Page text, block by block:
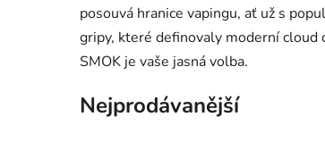
posouvá hranice vapingu, ať už s
gripy, které definovaly moderní cloud
SMOK je vaše jasná volba.
Nejprodávanější